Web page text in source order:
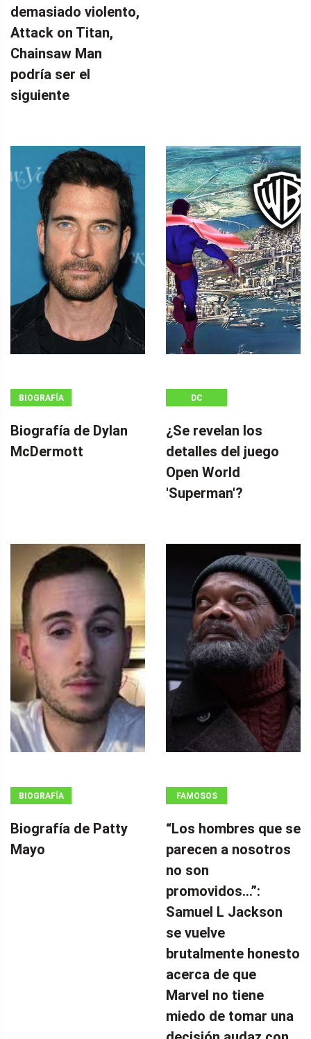
demasiado violento,
Attack on Titan,
Chainsaw Man
podría ser el
siguiente
BIOGRAFÍA
Biografía de Dylan
McDermott
DC
¿Se revelan los
detalles del juego
Open World
'Superman'?
BIOGRAFÍA
Biografía de Patty
Mayo
FAMOSOS
“Los hombres que se
parecen a nosotros
no son
promovidos…”:
Samuel L Jackson
se vuelve
brutalmente honesto
acerca de que
Marvel no tiene
miedo de tomar una